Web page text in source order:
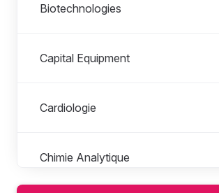
Biotechnologies
Capital Equipment
Cardiologie
Chimie Analytique